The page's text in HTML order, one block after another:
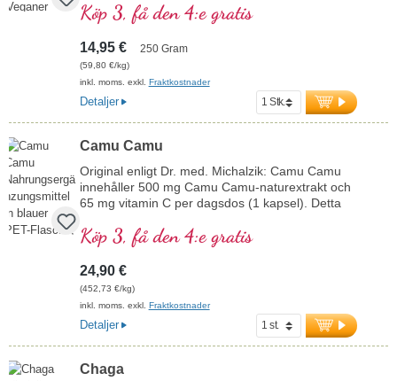
hergestellt – geprüft nach ISO- und HACCP-
Standards.
mehr Informationen zu Calciumcitrat
avgörande roll i kroppen. Det är viktigt för energi,
skelett, tänder, muskler, nerver samt
matsmältning och cellomsättning. Passar även
för barn och kvinnor i klimakteriet. Tack vare den
skonsamma citratbindningen är det vänligt mot
magen och mycket väl tolererat även vid känslig
matsmältning. Det helt växtbaserade pulvret är
idealiskt för personer med ett ökat behov av
kalcium – från aktiva vuxna till äldre personer.
Förpackat med aluminiumfri försegling, tillverkat i
Tyskland samt testat och utvecklat med över 20
års erfarenhet inom högkvalitativa vitalämnen.
mer information om kalciumcitrat
Köp 3, få den 4:e gratis
14,95 € 250 Gram
(59,80 €/kg)
inkl. moms. exkl. Fraktkostnader
Detaljer
Camu Camu
Original enligt Dr. med. Michalzik: Camu Camu
innehåller 500 mg Camu Camu-naturextrakt och
65 mg vitamin C per dagsdos (1 kapsel). Detta
vitaminer och antioxidanter och fritt från tillsatser.
Förseglingen är aluminiumfri.
mer information om Camu Camu
Köp 3, få den 4:e gratis
24,90 €
(452,73 €/kg)
inkl. moms. exkl. Fraktkostnader
Detaljer
Chaga